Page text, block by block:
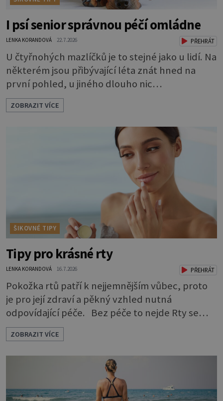
I psí senior správnou péčí omládne
LENKA KORANDOVÁ 22.7.2026 PŘEHRÁT
U čtyřnohých mazlíčků je to stejné jako u lidí. Na
některém jsou přibývající léta znát hned na
první pohled, u jiného dlouho nic
nezaznamenáte. Přesto byste si měli staršího
psa více všímat, aby vám neunikly důležité
signály, že něco není v pořádku. Včasná péče
mu může prodloužit i zkvalitnit život. Hůře
mohou mít v nepořádku zažívání.
ZOBRAZIT VÍCE
ŠIKOVNÉ TIPY
Tipy pro krásné rty
LENKA KORANDOVÁ 16.7.2026 PŘEHRÁT
Pokožka rtů patří k nejjemnějším vůbec, proto
je pro její zdraví a pěkný vzhled nutná
odpovídající péče. Bez péče to nejde Rty se
neliší jen barvou, ale také mnohem tenčí
povrchovou vrstvou než ostatní pleť a pokožka.
Nezvláčňují je žádné mazové žlázy, proto jsou
rty mnohem choulostivější a náchylné k
vysychání a praskání. Balzám na rty je proto
nutnou základní výbavou, pokud chce
ZOBRAZIT VÍCE